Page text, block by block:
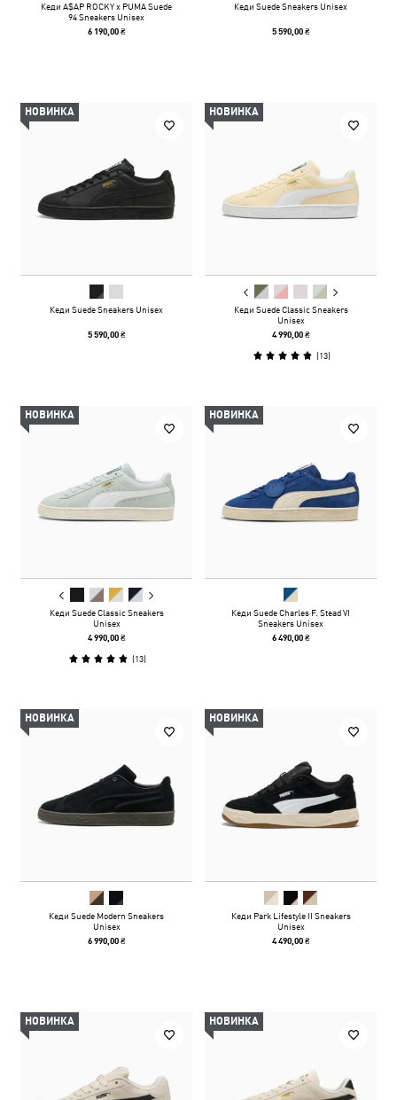
Кеди A$AP ROCKY x PUMA Suede
94 Sneakers Unisex
6 190,00 ₴
Кеди Suede Sneakers Unisex
5 590,00 ₴
НОВИНКА
Кеди Suede Sneakers Unisex
5 590,00 ₴
НОВИНКА
Кеди Suede Classic Sneakers
Unisex
4 990,00 ₴
(13)
НОВИНКА
Кеди Suede Classic Sneakers
Unisex
4 990,00 ₴
(13)
НОВИНКА
Кеди Suede Charles F. Stead VI
Sneakers Unisex
6 490,00 ₴
НОВИНКА
Кеди Suede Modern Sneakers
Unisex
6 990,00 ₴
НОВИНКА
Кеди Park Lifestyle II Sneakers
Unisex
4 490,00 ₴
НОВИНКА НОВИНКА